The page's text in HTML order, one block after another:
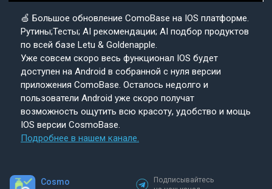
🍏 Большое обновление ComoBase на IOS платформе.
Рутины;Тесты; AI рекомендации; AI подбор продуктов
по всей базе Letu & Goldenapple.
Уже совсем скоро весь функционал IOS будет
доступен на Android в собранной с нуля версии
приложения ComoBase. Осталось недолго и
пользователи Android уже скоро получат
возможность ощутить всю красоту, удобство и мощь
IOS версии CosmoBase.
Подробнее в нашем канале.
Cosmo
Подписывайтесь